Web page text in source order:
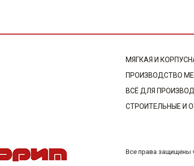
МЯГКАЯ И
ПРОИЗВОДСТВО
ВСЁ ДЛЯ
СТРОИТЕЛЬНЫЕ И
Все права защищены